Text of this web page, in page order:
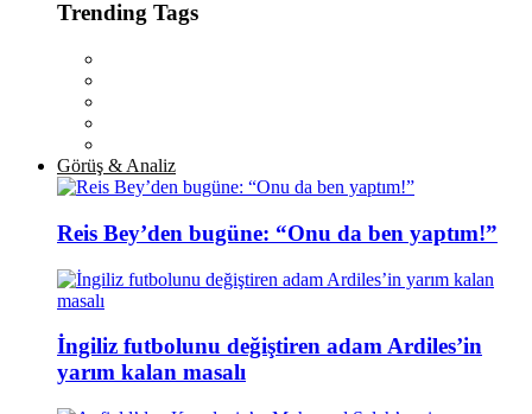
Trending Tags
Görüş & Analiz
Reis Bey’den bugüne: “Onu da ben yaptım!”
İngiliz futbolunu değiştiren adam Ardiles’in
yarım kalan masalı